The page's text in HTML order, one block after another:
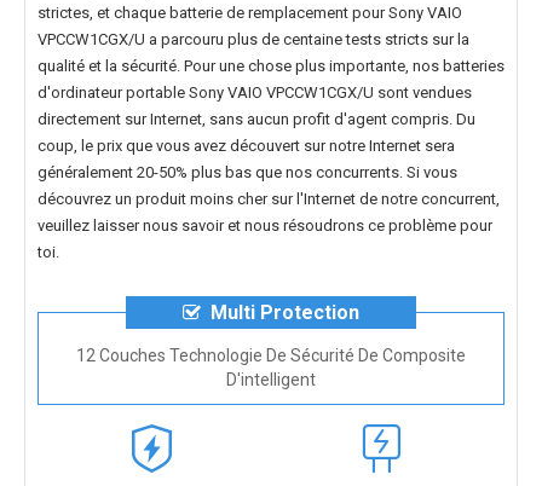
strictes, et chaque batterie de remplacement pour Sony VAIO
VPCCW1CGX/U a parcouru plus de centaine tests stricts sur la
qualité et la sécurité. Pour une chose plus importante, nos batteries
d'ordinateur portable Sony VAIO VPCCW1CGX/U sont vendues
directement sur Internet, sans aucun profit d'agent compris. Du
coup, le prix que vous avez découvert sur notre Internet sera
généralement 20-50% plus bas que nos concurrents. Si vous
découvrez un produit moins cher sur l'Internet de notre concurrent,
veuillez laisser nous savoir et nous résoudrons ce problème pour
toi.
Multi Protection
12 Couches Technologie De Sécurité De Composite
D'intelligent